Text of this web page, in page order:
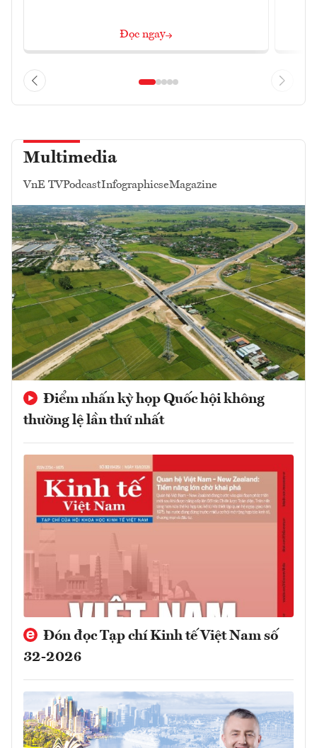
Đọc ngay
Multimedia
VnE TVPodcastInfographicseMagazine
Điểm nhấn kỳ họp Quốc hội không
thường lệ lần thứ nhất
Đón đọc Tạp chí Kinh tế Việt Nam số
32-2026